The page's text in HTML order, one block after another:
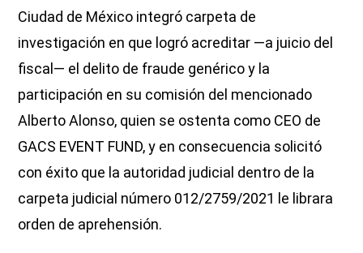
Ciudad de México integró carpeta de
investigación en que logró acreditar —a juicio del
fiscal— el delito de fraude genérico y la
participación en su comisión del mencionado
Alberto Alonso, quien se ostenta como CEO de
GACS EVENT FUND, y en consecuencia solicitó
con éxito que la autoridad judicial dentro de la
carpeta judicial número 012/2759/2021 le librara
orden de aprehensión.